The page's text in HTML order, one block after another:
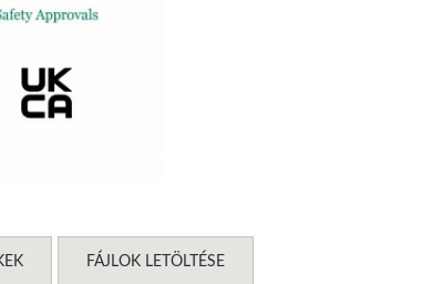
FÁJLOK LETÖLTÉSE